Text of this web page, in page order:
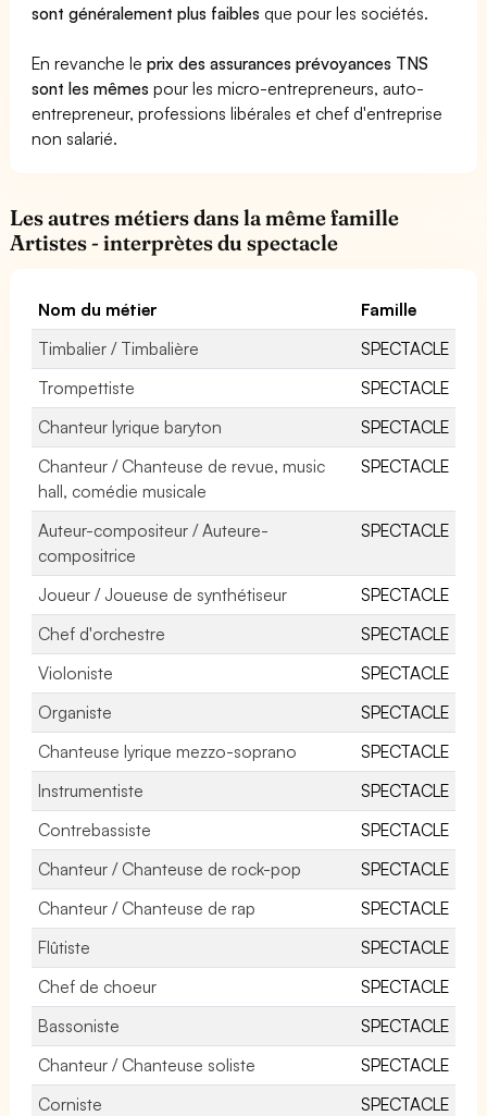
sont généralement plus faibles que pour les sociétés.
En revanche leprix des assurances prévoyances TNS
sont les mêmes pour les micro-entrepreneurs, auto-
entrepreneur, professions libérales et chef d'entreprise
non salarié.
Les autres métiers dans la même famille
Artistes - interprètes du spectacle
Nom du métier
Famille
Timbalier / Timbalière
SPECTACLE
Trompettiste
SPECTACLE
Chanteur lyrique baryton
SPECTACLE
Chanteur / Chanteuse de revue, music
hall, comédie musicale
SPECTACLE
Auteur-compositeur / Auteure-
compositrice
SPECTACLE
Joueur / Joueuse de synthétiseur
SPECTACLE
Chef d'orchestre
SPECTACLE
Violoniste
SPECTACLE
Organiste
SPECTACLE
Chanteuse lyrique mezzo-soprano
SPECTACLE
Instrumentiste
SPECTACLE
Contrebassiste
SPECTACLE
Chanteur / Chanteuse de rock-pop
SPECTACLE
Chanteur / Chanteuse de rap
SPECTACLE
Flûtiste
SPECTACLE
Chef de choeur
SPECTACLE
Bassoniste
SPECTACLE
Chanteur / Chanteuse soliste
SPECTACLE
Corniste
SPECTACLE